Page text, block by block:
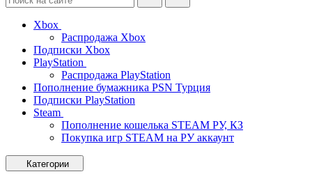
Xbox
Распродажа Xbox
Подписки Xbox
PlayStation
Распродажа PlayStation
Пополнение бумажника PSN Турция
Подписки PlayStation
Steam
Пополнение кошелька STEAM РУ, КЗ
Покупка игр STEAM на РУ аккаунт
Категории